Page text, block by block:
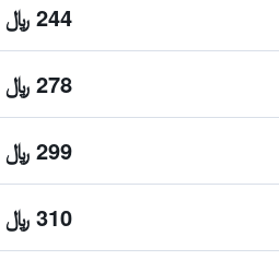
244 ﷼
278 ﷼
299 ﷼
310 ﷼